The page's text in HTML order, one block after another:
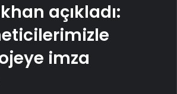
açıkladı:
imza